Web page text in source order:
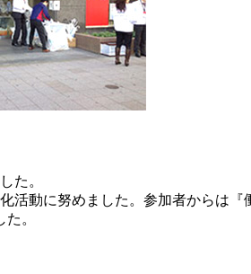
た。
活動に努めました。参加者からは『
。